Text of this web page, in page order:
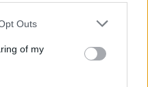
Outs
of my
Stypendiów m.st.
dwóch
oraz Muzyka Wiary